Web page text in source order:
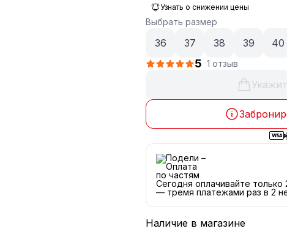
Узнать о снижении цены
Выбрать размер
36 37 38 39 40
5 1 отзыв
Сегодня оплачивайте только
— тремя платежами раз в 2
Наличие в магазине